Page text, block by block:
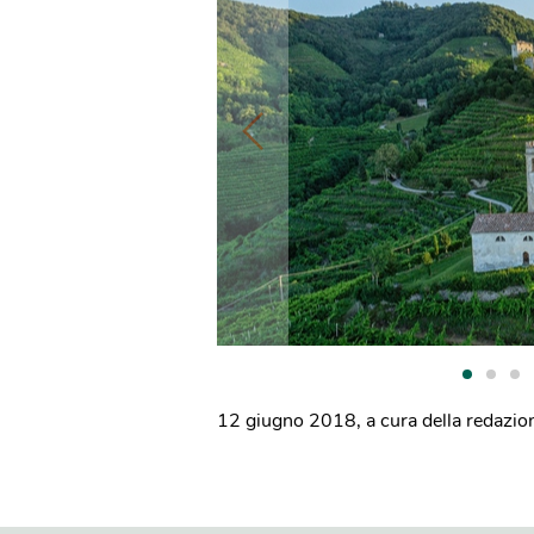
12 giugno 2018, a cura della